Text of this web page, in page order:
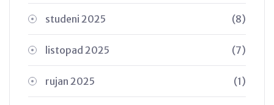
studeni 2025 (8)
listopad 2025 (7)
rujan 2025 (1)